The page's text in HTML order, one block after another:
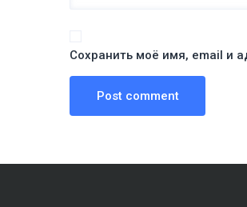
Сохранить моё имя, email и